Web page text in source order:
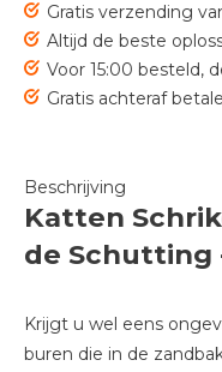
Gratis verzending
Altijd de beste
Voor 15:00 besteld,
Gratis achteraf
Beschrijving
Katten
de Schutting
Krijgt u wel eens
buren die in de